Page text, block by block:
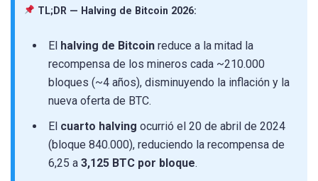
TL;DR — Halving de Bitcoin 2026:
El halving de Bitcoin reduce a la mitad la
recompensa de los mineros cada ~210.000
bloques (~4 años), disminuyendo la inflación y la
nueva oferta de BTC.
El cuarto halving ocurrió el 20 de abril de 2024
(bloque 840.000), reduciendo la recompensa de
6,25 a 3,125 BTC por bloque.